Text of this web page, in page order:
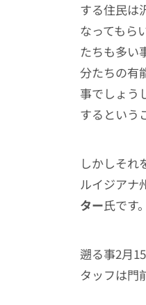
する住民は
なってもら
たちも多い
分たちの有
事でしょう
するという
しかしそれ
ルイジアナ
ター氏です。
遡る事2月
タッフは門